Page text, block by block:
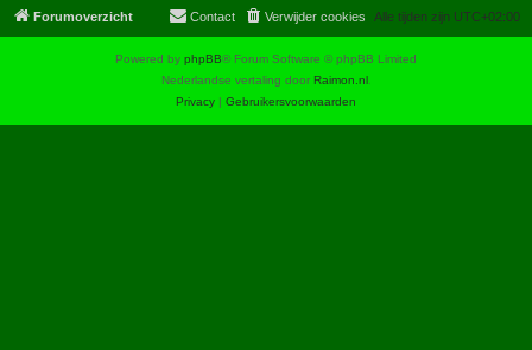
Forumoverzicht Alle tijden zijn UTC+02:00
Verwijder cookies
Contact
Powered by phpBB® Forum Software © phpBB Limited
Nederlandse vertaling door Raimon.nl.
Privacy | Gebruikersvoorwaarden